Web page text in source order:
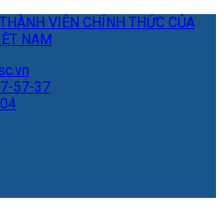
VIÊN CHÍNH THỨC CỦA
NAM
57-37